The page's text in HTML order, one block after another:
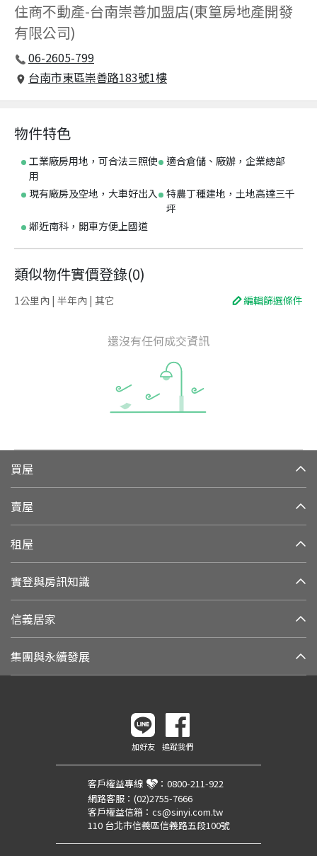
住商不動產-台南崇善加盟店(東篁房地產開發
有限公司)
06-2605-799
台南市東區崇善路183號1樓
物件特色
工業廠房用地，可合法三照使
用
適合倉儲、廠辦，企業總部
現有廠房及空地，大車好出入
特農丁種建地，土地高達三千
坪
鄰近南科，開車方便上國道
類似物件實價登錄(0)
1公里內 | 半年內 | 其它 編輯篩選條件
還沒有任何成交資訊
買屋
賣屋
租屋
實登與房訊知識
信義居家
集團與永續發展
加好友 追蹤我們
客戶權益專線 ： 0800-211-922
網路客服： (02)2755-7666
客戶權益信箱： cs@sinyi.com.tw
110 台北市信義區信義路五段100號